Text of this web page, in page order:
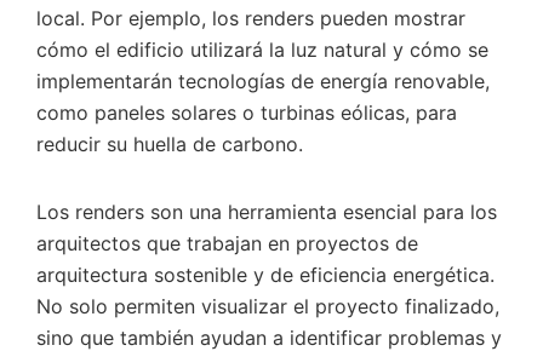
local. Por ejemplo, los renders pueden mostrar
cómo el edificio utilizará la luz natural y cómo se
implementarán tecnologías de energía renovable,
como paneles solares o turbinas eólicas, para
reducir su huella de carbono.
Los renders son una herramienta esencial para los
arquitectos que trabajan en proyectos de
arquitectura sostenible y de eficiencia energética.
No solo permiten visualizar el proyecto finalizado,
sino que también ayudan a identificar problemas y